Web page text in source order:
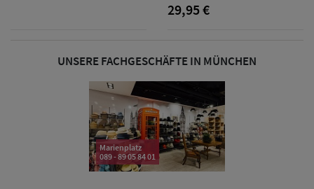
Damen Caps
Baseball Caps
29,95 €
UNSERE FACHGESCHÄFTE IN MÜNCHEN
Marienplatz
089 - 89 05 84 01